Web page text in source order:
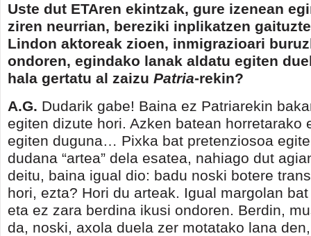
Uste dut ETAren ekintzak, gure izenean
ziren neurrian, bereziki inplikatzen
Lindon aktoreak zioen, inmigrazioari
ondoren, egindako lanak aldatu egiten
hala gertatu al zaizu Patria-rekin?
A.G. Dudarik gabe! Baina ez Patriarekin
egiten dizute hori. Azken batean horretarako
egiten duguna… Pixka bat pretenziosoa
dudana “artea” dela esatea, nahiago dut
deitu, baina igual dio: badu noski botere
hori, ezta? Hori du arteak. Igual margolan
eta ez zara berdina ikusi ondoren. Berdin,
da, noski, axola duela zer motatako lana